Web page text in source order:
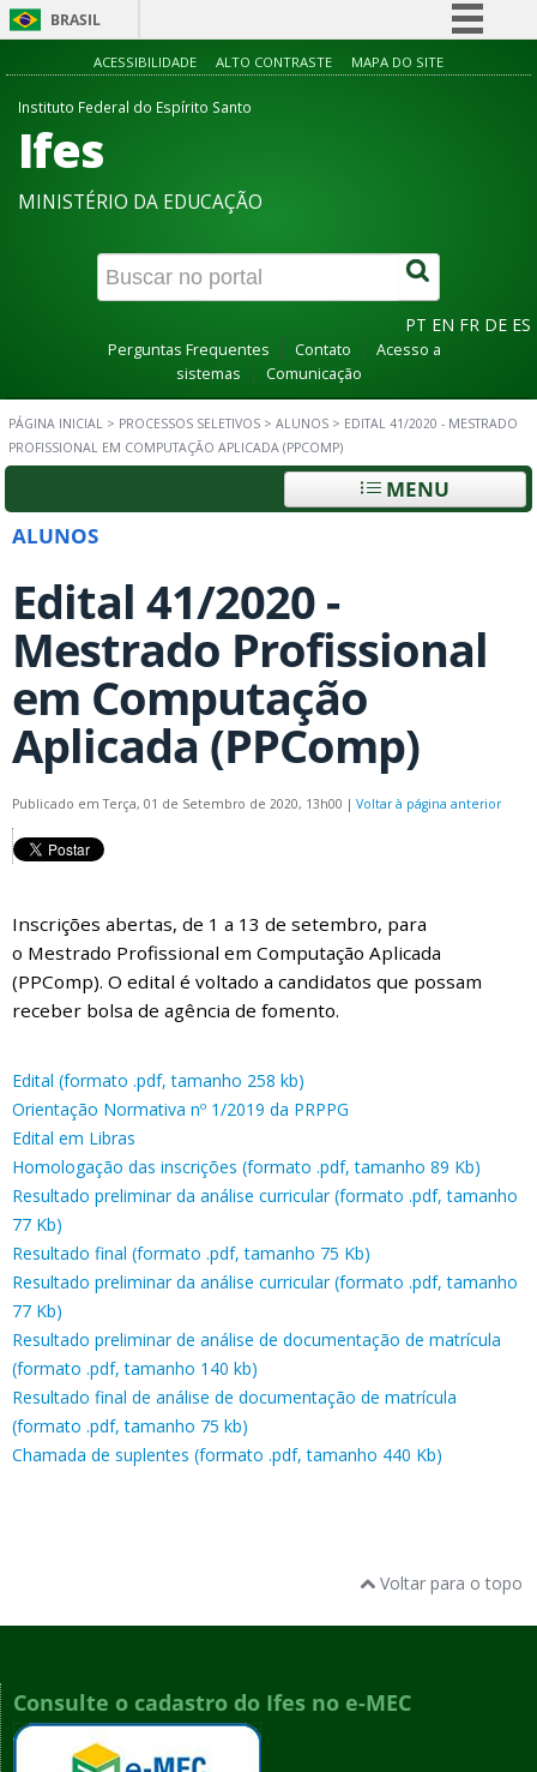
BRASIL
Simplifique!
Canais
ACESSIBILIDADE ALTO CONTRASTE MAPA DO SITE
Instituto Federal do Espírito Santo
Ifes
MINISTÉRIO DA EDUCAÇÃO
PT EN FR DE ES
Perguntas Frequentes Contato
Acesso a
sistemas
Comunicação
PÁGINA INICIAL > PROCESSOS SELETIVOS > ALUNOS > EDITAL 41/2020 - MESTRADO
PROFISSIONAL EM COMPUTAÇÃO APLICADA (PPCOMP)
MENU
ALUNOS
Edital 41/2020 -
Mestrado Profissional
em Computação
Aplicada (PPComp)
Publicado em Terça, 01 de Setembro de 2020, 13h00 | Voltar à página anterior
Inscrições abertas, de 1 a 13 de setembro, para
o Mestrado Profissional em Computação Aplicada
(PPComp). O edital é voltado a candidatos que possam
receber bolsa de agência de fomento.
Edital (formato .pdf, tamanho 258 kb)
Orientação Normativa nº 1/2019 da PRPPG
Edital em Libras
Homologação das inscrições (formato .pdf, tamanho 89 Kb)
Resultado preliminar da análise curricular (formato .pdf, tamanho
77 Kb)
Resultado final (formato .pdf, tamanho 75 Kb)
Resultado preliminar da análise curricular (formato .pdf, tamanho
77 Kb)
Resultado preliminar de análise de documentação de matrícula
(formato .pdf, tamanho 140 kb)
Resultado final de análise de documentação de matrícula
(formato .pdf, tamanho 75 kb)
Chamada de suplentes (formato .pdf, tamanho 440 Kb)
Voltar para o topo
Consulte o cadastro do Ifes no e-MEC